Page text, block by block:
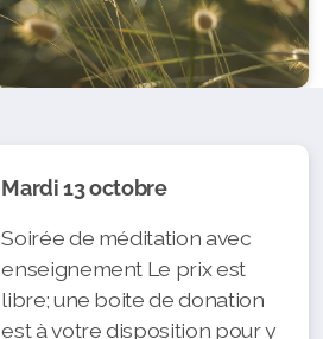
Mardi 13 octobre
Soirée de méditation avec
enseignement Le prix est
libre; une boite de donation
est à votre disposition pour y